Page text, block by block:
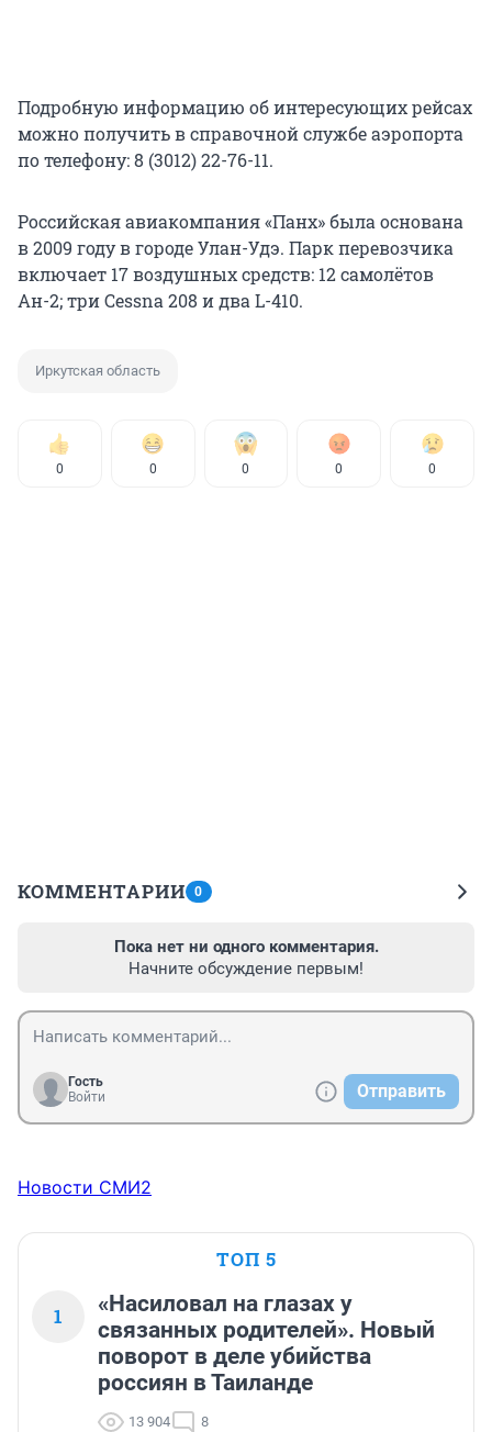
Подробную информацию об интересующих рейсах
можно получить в справочной службе аэропорта
по телефону: 8 (3012) 22-76-11.
Российская авиакомпания «Панх» была основана
в 2009 году в городе Улан-Удэ. Парк перевозчика
включает 17 воздушных средств: 12 самолётов
Ан-2; три Cessna 208 и два L-410.
Иркутская область
0 0 0 0 0
КОММЕНТАРИИ 0
Пока нет ни одного комментария.
Начните обсуждение первым!
Гость
Войти
Отправить
Новости СМИ2
ТОП 5
1
«Насиловал на глазах у
связанных родителей». Новый
поворот в деле убийства
россиян в Таиланде
13 904 8